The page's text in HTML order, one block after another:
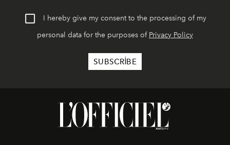
I hereby give my consent to the processing of my
personal data for the purposes of Privacy Policy